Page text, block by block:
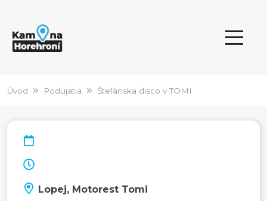
Úvod Podujatia Štefánska disco v TOMI
Lopej, Motorest Tomi